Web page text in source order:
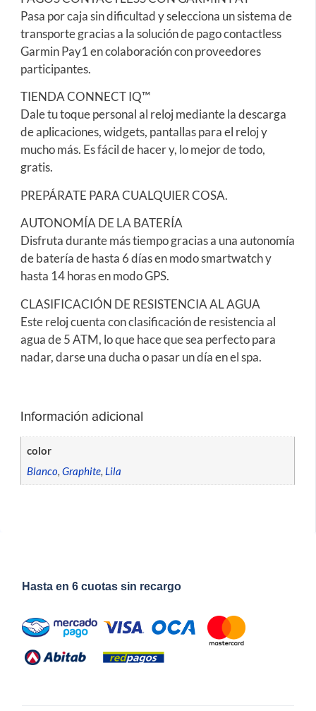
Pasa por caja sin dificultad y selecciona un sistema de
transporte gracias a la solución de pago contactless
Garmin Pay1 en colaboración con proveedores
participantes.
TIENDA CONNECT IQ™
Dale tu toque personal al reloj mediante la descarga
de aplicaciones, widgets, pantallas para el reloj y
mucho más. Es fácil de hacer y, lo mejor de todo,
gratis.
PREPÁRATE PARA CUALQUIER COSA.
AUTONOMÍA DE LA BATERÍA
Disfruta durante más tiempo gracias a una autonomía
de batería de hasta 6 días en modo smartwatch y
hasta 14 horas en modo GPS.
CLASIFICACIÓN DE RESISTENCIA AL AGUA
Este reloj cuenta con clasificación de resistencia al
agua de 5 ATM, lo que hace que sea perfecto para
nadar, darse una ducha o pasar un día en el spa.
Información adicional
color
Blanco, Graphite, Lila
Hasta en 6 cuotas sin recargo